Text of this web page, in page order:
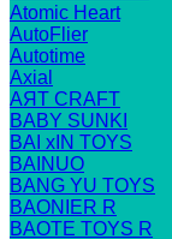
Atomic Heart
AutoFlier
Autotime
Axial
AЯT CRAFT
BABY SUNKI
BAI xIN TOYS
BAINUO
BANG YU TOYS
BAONIER R
BAOTE TOYS R